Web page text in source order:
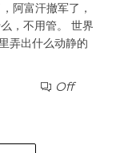
阿富汗撤军了，
，不用管。 世界
弄出什么动静的
Off